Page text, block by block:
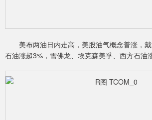
美布两油日内走高，美股油气概念普涨，戴
石油涨超3%，雪佛龙、埃克森美孚、西方石油